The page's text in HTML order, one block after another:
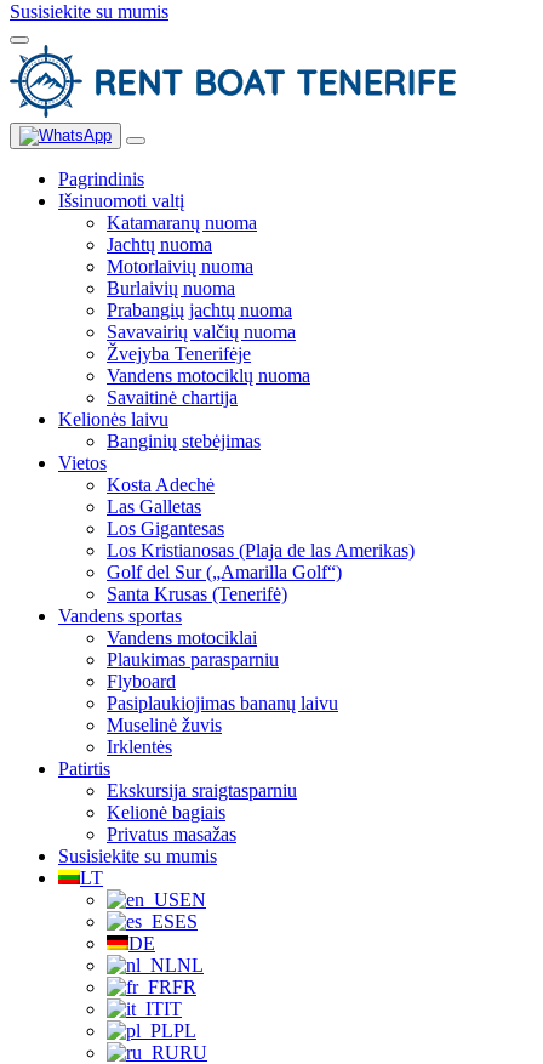
Susisiekite su mumis
Pagrindinis
Išsinuomoti valtį
Katamaranų nuoma
Jachtų nuoma
Motorlaivių nuoma
Burlaivių nuoma
Prabangių jachtų nuoma
Savavairių valčių nuoma
Žvejyba Tenerifėje
Vandens motociklų nuoma
Savaitinė chartija
Kelionės laivu
Banginių stebėjimas
Vietos
Kosta Adechė
Las Galletas
Los Gigantesas
Los Kristianosas (Plaja de las Amerikas)
Golf del Sur („Amarilla Golf“)
Santa Krusas (Tenerifė)
Vandens sportas
Vandens motociklai
Plaukimas parasparniu
Flyboard
Pasiplaukiojimas bananų laivu
Muselinė žuvis
Irklentės
Patirtis
Ekskursija sraigtasparniu
Kelionė bagiais
Privatus masažas
Susisiekite su mumis
LT
EN
ES
DE
NL
FR
IT
PL
RU